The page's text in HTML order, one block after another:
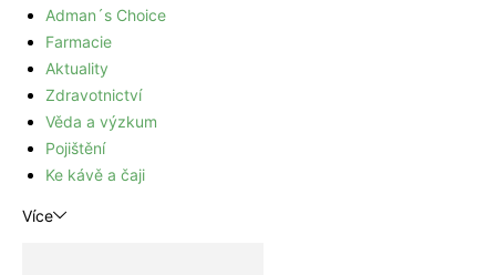
Adman´s Choice
Farmacie
Aktuality
Zdravotnictví
Věda a výzkum
Pojištění
Ke kávě a čaji
Více